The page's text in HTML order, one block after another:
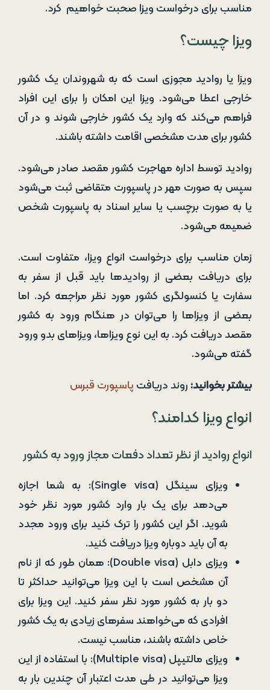
مناسب برای درخواست ویزا صحبت خواهیم کرد.
ویزا چیست؟
ویزا یا روادید مجوزی است که به شهروندان یک کشور
خارجی اعطا می‌شود. ویزا این امکان را برای این افراد
فراهم می‌کند که وارد یک کشور خارجی شوند و در آن
کشور برای مدت مشخصی اقامت داشته باشند.
روادید توسط اداره مهاجرت کشور مقصد صادر می‌شود.
سپس به صورت مهر در پاسپورت متقاضی ثبت می‌شود
یا به صورت برچسب یا سایر اسناد به پاسپورت شخص
ضمیمه می‌شود.
زمان مناسب برای درخواست انواع ویزا، متفاوت است.
برای دریافت بعضی از روادیدها باید قبل از سفر به
سفارت یا کنسولگری کشور مورد نظر مراجعه کرد. اما
بعضی از ویزاها را می‌توان در هنگام ورود به کشور
مقصد دریافت کرد. به این نوع ویزاها، ویزاهای بدو ورود
گفته می‌شود.
بیشتر بخوانید: روند دریافت پاسپورت قبرس
انواع ویزا کدامند؟
انواع روادید از نظر تعداد دفعات مجاز ورود به کشور
ویزای سینگل (Single visa): به شما اجازه
می‌دهد برای یک بار وارد کشور مورد نظر خود
شوید. اگر این کشور را ترک کنید برای ورود مجدد
به آن باید دوباره ویزا دریافت کنید.
ویزای دابل (Double visa): همان طور که از نام
آن مشخص است با این ویزا می‌توانید حداکثر تا
دو بار به کشور مورد نظر سفر کنید. این ویزا برای
افرادی که می‌خواهند سفرهای زیادی به یک کشور
خاص داشته باشند، مناسب نیست.
ویزای مالتیپل (Multiple visa): با استفاده از این
ویزا می‌توانید در طی مدت اعتبار آن چندین بار به